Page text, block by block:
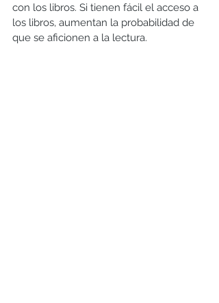
con los libros. Si tienen fácil el acceso a
los libros, aumentan la probabilidad de
que se aficionen a la lectura.